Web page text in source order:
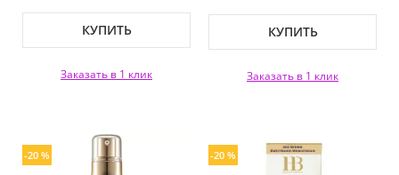
КУПИТЬ
Заказать в 1 клик
КУПИТЬ
Заказать в 1 клик
-20 % -20 %